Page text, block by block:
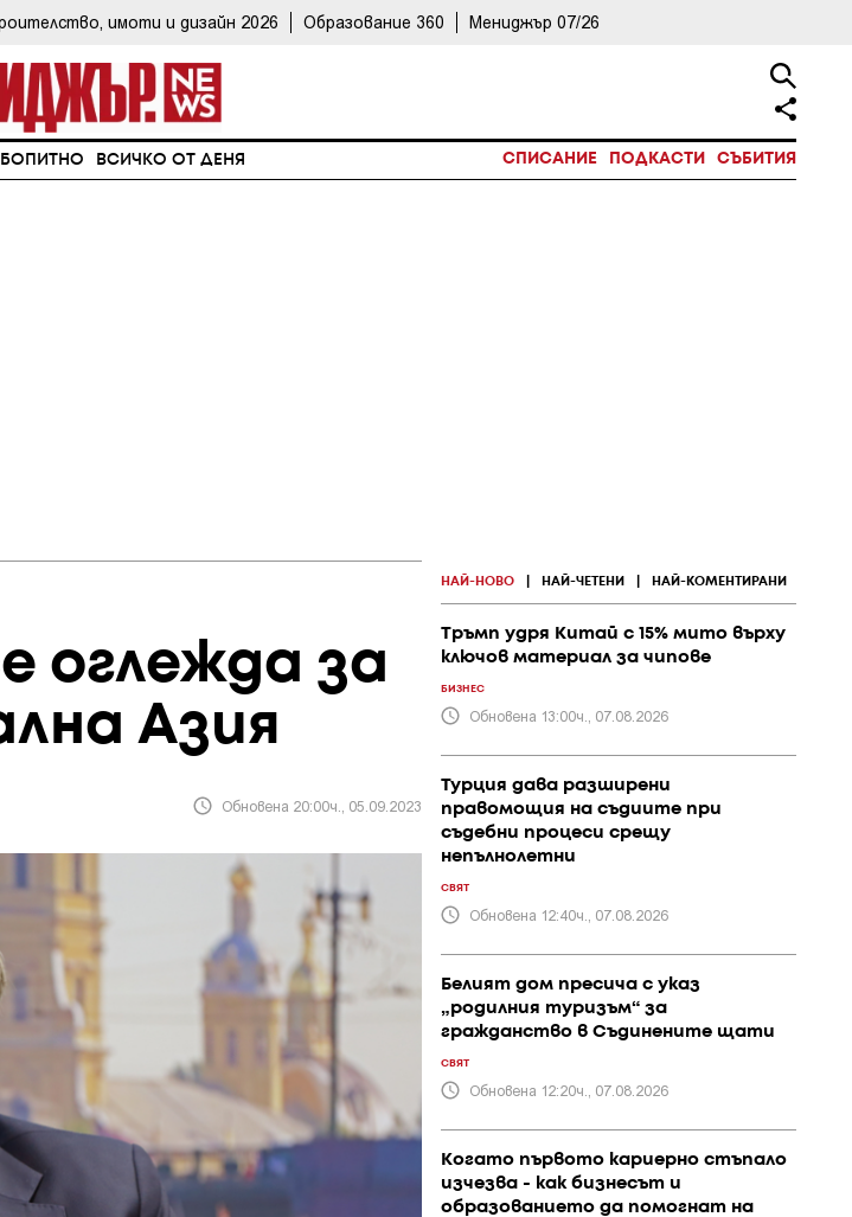
имоти и дизайн 2026 Образование 360 Мениджър 07/26
ВСИЧКО ОТ ДЕНЯ СПИСАНИЕ ПОДКАСТИ СЪБИТИЯ
оглежда за
Азия
Обновена 20:00ч., 05.09.2023
НАЙ-НОВО НАЙ-ЧЕТЕНИ НАЙ-КОМЕНТИРАНИ
Тръмп удря Китай с 15% мито върху
ключов материал за чипове
БИЗНЕС
Обновена 13:00ч., 07.08.2026
Турция дава разширени
правомощия на съдиите при
съдебни процеси срещу
непълнолетни
СВЯТ
Обновена 12:40ч., 07.08.2026
Белият дом пресича с указ
„родилния туризъм“ за
гражданство в Съдинените щати
СВЯТ
Обновена 12:20ч., 07.08.2026
Когато първото кариерно стъпало
изчезва - как бизнесът и
образованието да помогнат на